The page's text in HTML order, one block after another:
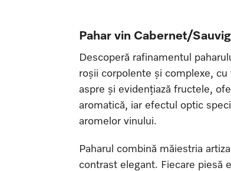
Pahar vin Cabernet/
Descoperă rafinamentul
roșii corpolente și complexe,
aspre și evidențiază fructele,
aromatică, iar efectul optic
aromelor vinului.
Paharul combină măiestria
contrast elegant. Fiecare piesă